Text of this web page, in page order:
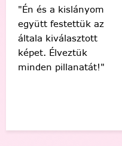
"Én és a kislányom
együtt festettük az
általa kiválasztott
képet. Élveztük
minden pillanatát!"